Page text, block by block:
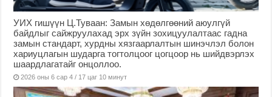
УИХ гишүүн Ц.Туваан: Замын хөдөлгөөний аюулгүй
байдлыг сайжруулахад эрх зүйн зохицуулалтаас гадна
замын стандарт, хурдны хязгаарлалтын шинэчлэл болон
хариуцлагын шударга тогтолцоог цогцоор нь шийдвэрлэх
шаардлагатайг онцоллоо.
2026 оны 6 сар 4 / 17 цаг 10 минут